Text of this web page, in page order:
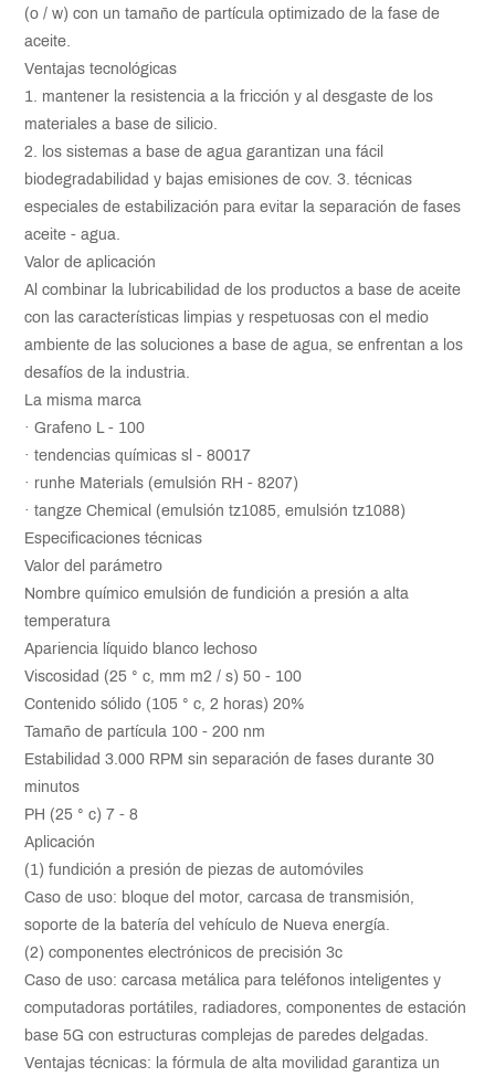
(o / w) con un tamaño de partícula optimizado de la fase de
aceite.
Ventajas tecnológicas
1. mantener la resistencia a la fricción y al desgaste de los
materiales a base de silicio.
2. los sistemas a base de agua garantizan una fácil
biodegradabilidad y bajas emisiones de cov. 3. técnicas
especiales de estabilización para evitar la separación de fases
aceite - agua.
Valor de aplicación
Al combinar la lubricabilidad de los productos a base de aceite
con las características limpias y respetuosas con el medio
ambiente de las soluciones a base de agua, se enfrentan a los
desafíos de la industria.
La misma marca
· Grafeno L - 100
· tendencias químicas sl - 80017
· runhe Materials (emulsión RH - 8207)
· tangze Chemical (emulsión tz1085, emulsión tz1088)
Especificaciones técnicas
Valor del parámetro
Nombre químico emulsión de fundición a presión a alta
temperatura
Apariencia líquido blanco lechoso
Viscosidad (25 ° c, mm m2 / s) 50 - 100
Contenido sólido (105 ° c, 2 horas) 20%
Tamaño de partícula 100 - 200 nm
Estabilidad 3.000 RPM sin separación de fases durante 30
minutos
PH (25 ° c) 7 - 8
Aplicación
(1) fundición a presión de piezas de automóviles
Caso de uso: bloque del motor, carcasa de transmisión,
soporte de la batería del vehículo de Nueva energía.
(2) componentes electrónicos de precisión 3c
Caso de uso: carcasa metálica para teléfonos inteligentes y
computadoras portátiles, radiadores, componentes de estación
base 5G con estructuras complejas de paredes delgadas.
Ventajas técnicas: la fórmula de alta movilidad garantiza un